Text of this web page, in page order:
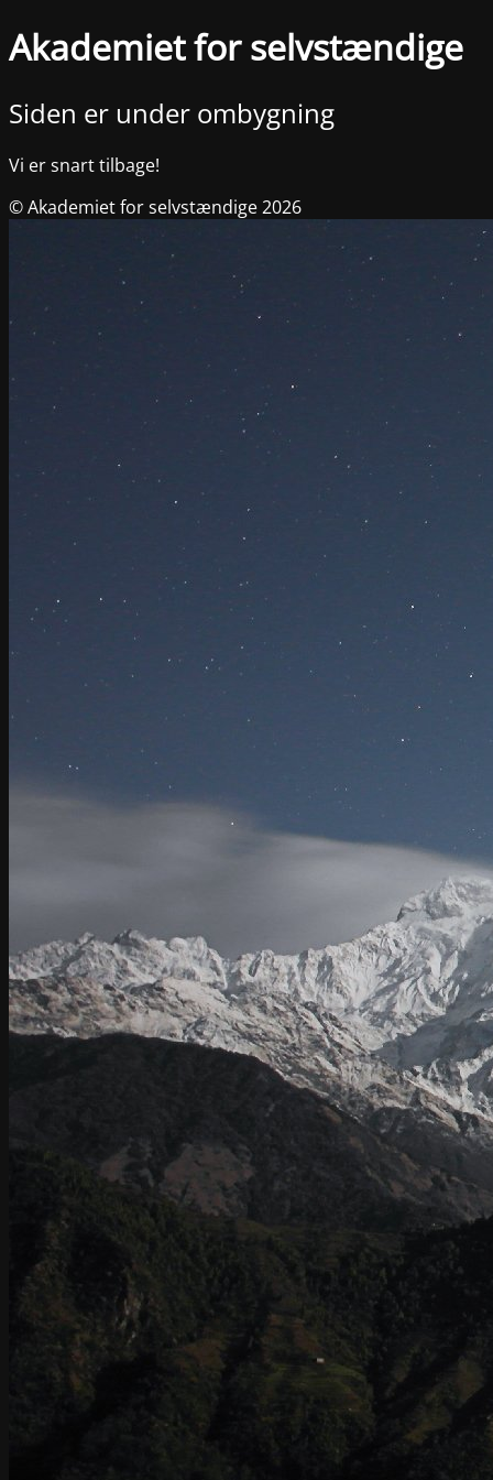
Akademiet for selvstændige
Siden er under ombygning
Vi er snart tilbage!
© Akademiet for selvstændige 2026